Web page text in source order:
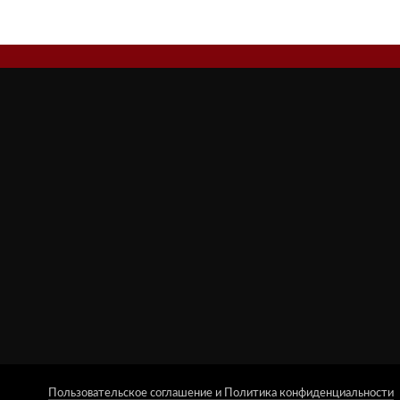
Пользовательское соглашение и Политика конфиденциальности